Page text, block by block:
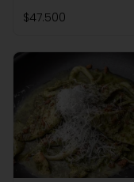
$47.500